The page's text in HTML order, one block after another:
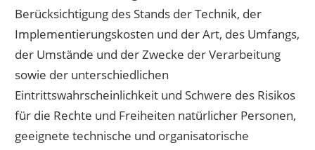
Berücksichtigung des Stands der Technik, der
Implementierungskosten und der Art, des Umfangs,
der Umstände und der Zwecke der Verarbeitung
sowie der unterschiedlichen
Eintrittswahrscheinlichkeit und Schwere des Risikos
für die Rechte und Freiheiten natürlicher Personen,
geeignete technische und organisatorische